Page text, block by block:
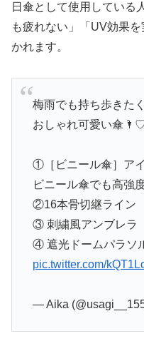
日傘として使用している
も疲れない」「UV効果
かれます。
梅雨でも持ち歩きた
おしゃれ可愛い傘
①［ビニール傘］ア
ビニール傘でも高強
②16本骨切継ライン
③ 刺繍風アンブレラ
④ 遮光ドームパラソ
pic.twitter.com/
— Aika